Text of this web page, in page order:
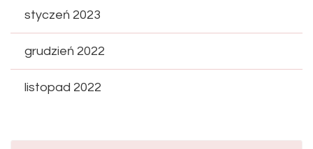
styczeń 2023
grudzień 2022
listopad 2022